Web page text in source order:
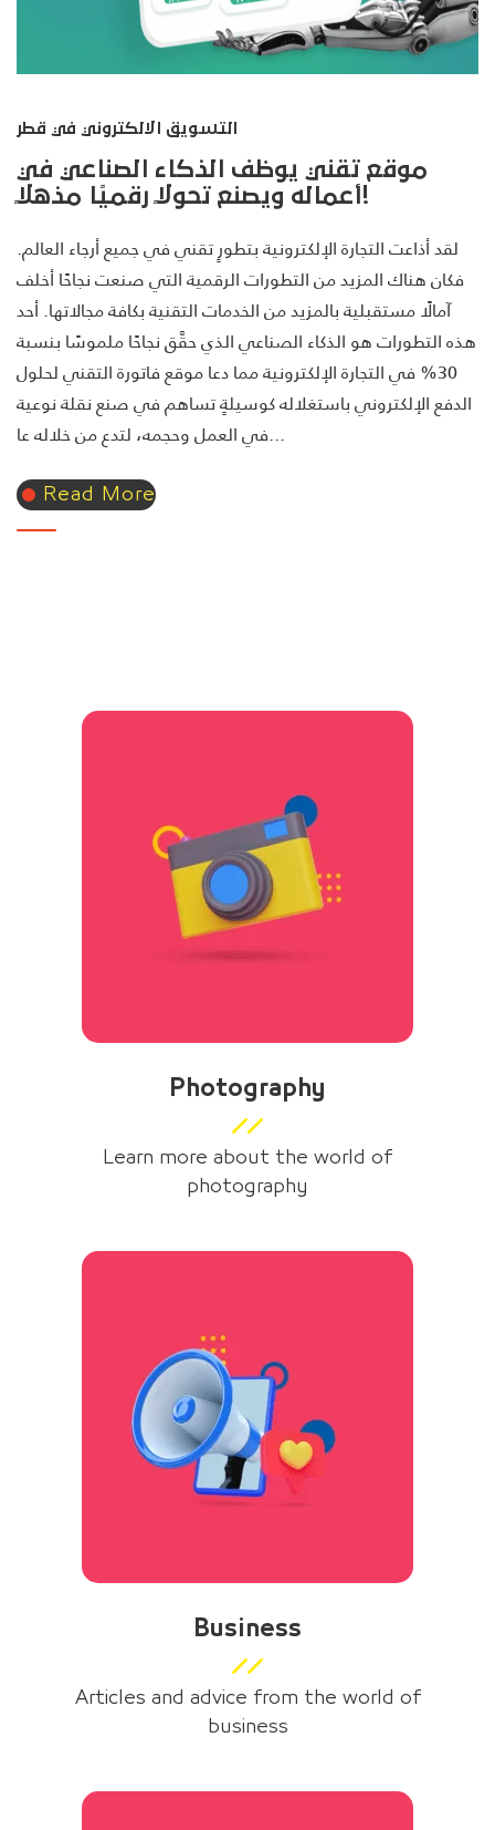
التسويق الالكتروني في قطر
موقع تقني يوظف الذكاء الصناعي في
أعماله ويصنع تحولًا رقميًا مذهلًا!
لقد أذاعت التجارة الإلكترونية بتطورٍ تقني في جميع أرجاء العالم.
فكان هناك المزيد من التطورات الرقمية التي صنعت نجاحًا أخلف
آمالًا مستقبلية بالمزيد من الخدمات التقنية بكافة مجالاتها. أحد
هذه التطورات هو الذكاء الصناعي الذي حقَّق نجاحًا ملموسًا بنسبة
30% في التجارة الإلكترونية مما دعا موقع فاتورة التقني لحلول
الدفع الإلكتروني باستغلاله كوسيلةٍ تساهم في صنع نقلة نوعية
في العمل وحجمه، لتدع من خلاله عا...
Read More
Photography
Learn more about the world of
photography
Business
Articles and advice from the world of
business